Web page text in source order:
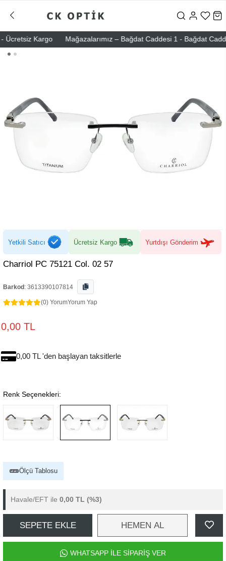
Kargo Mağazalarımız – Bağdat Caddesi 1 - Bağdat
Yetkili Satıcı Ücretsiz Kargo Yurtdışı Gönderim
Charriol PC 75121 Col. 02 57
Barkod : 3613390107814
(0) YorumYorum Yap
0,00 TL
0,00 TL 'den başlayan taksitlerle
Renk Seçenekleri:
Ölçü Tablosu
Havale/EFT ile 0,00 TL (%3)
SEPETE EKLE HEMEN AL
WHATSAPP İLE SİPARİŞ VER